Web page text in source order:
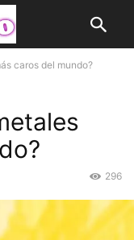
caros del mundo?
296